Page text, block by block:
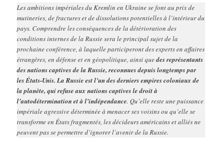
Les ambitions impériales du Kremlin en Ukraine se font au prix de
mutineries, de fractures et de dissolutions potentielles à l’intérieur du
pays. Comprendre les conséquences de la détérioration des
conditions internes de la Russie sera le principal sujet de la
prochaine conférence, à laquelle participeront des experts en affaires
étrangères, en défense et en géopolitique, ainsi quedes représentants
des nations captives de la Russie, reconnues depuis longtemps par
les États-Unis. La Russie est l’un des derniers empires coloniaux de
la planète, qui refuse aux nations captives le droit à
l’autodétermination et à l’indépendance. Qu’elle reste une puissance
impériale agressive déterminée à menacer ses voisins ou qu’elle se
transforme en États fragmentés, les décideurs américains et alliés ne
peuvent pas se permettre d’ignorer l’avenir de la Russie.